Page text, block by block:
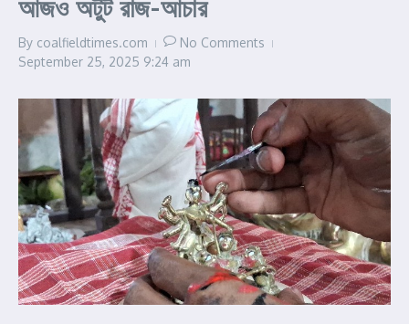
আজও অটুট রাজ-আচার
By coalfieldtimes.com
No Comments
September 25, 2025 9:24 am